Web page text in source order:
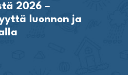
2026 –
luonnon ja